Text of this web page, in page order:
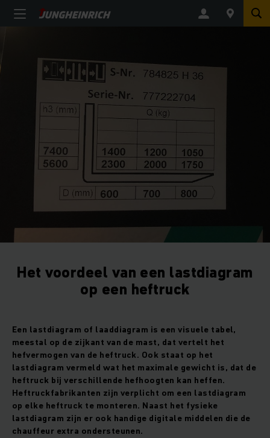
Het voordeel van een lastdiagram
op een heftruck
Een lastdiagram of laaddiagram is een visuele tabel,
meestal op de zijkant van de mast, dat vertelt het
hefvermogen van de heftruck. Ook staat op het
lastdiagram vermeld wat het maximale gewicht is, dat de
heftruck bij verschillende hefhoogten kan heffen.
Heftruckfabrikanten zijn verplicht om een lastdiagram
op elke heftruck te monteren. Naast het fysieke
lastdiagram zijn er ook handige digitale middelen die de
chauffeur extra ondersteunen.